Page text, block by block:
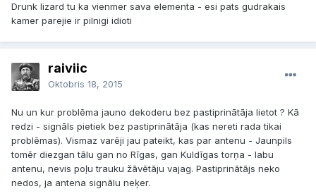
Drunk lizard tu ka vienmer sava elementa - esi pats gudrakais
kamer parejie ir pilnigi idioti
raiviic
Oktobris 18, 2015
Nu un kur problēma jauno dekoderu bez pastiprinātāja lietot ? Kā
redzi - signāls pietiek bez pastiprinātāja (kas nereti rada tikai
problēmas). Vismaz varēji jau pateikt, kas par antenu - Jaunpils
tomēr diezgan tālu gan no Rīgas, gan Kuldīgas torņa - labu
antenu, nevis poļu trauku žāvētāju vajag. Pastiprinātājs neko
nedos, ja antena signālu neķer.